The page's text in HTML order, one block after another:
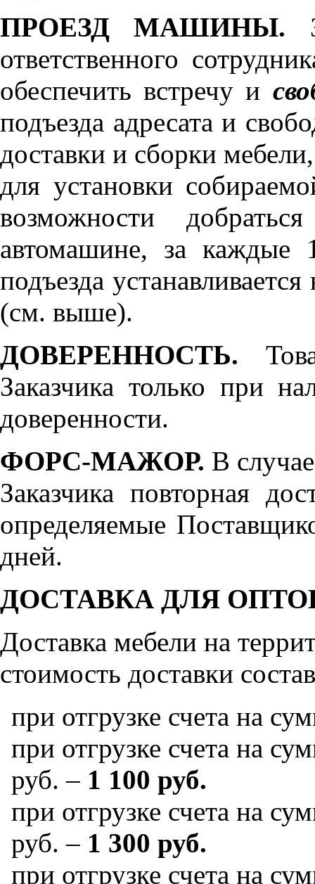
ПРОЕЗД МАШИНЫ.
ответственного
обеспечить встречу и
подъезда адресата и
доставки и сборки
для установки
возможности
автомашине, за каждые
подъезда
(см. выше).
ДОВЕРЕННОСТЬ.
Заказчика только при
доверенности.
ФОРС-МАЖОР. В
Заказчика повторная
определяемые
дней.
ДОСТАВКА ДЛЯ
Доставка мебели на
стоимость доставки
при отгрузке счета на
при отгрузке счета на
руб. – 1 100 руб.
при отгрузке счета на
руб. – 1 300 руб.
при отгрузке счета на